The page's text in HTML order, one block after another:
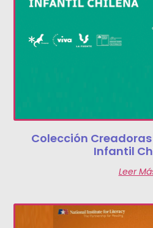
Colección
Infantil
Leer